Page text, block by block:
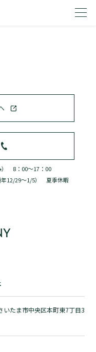
） 8：00～17：00
12/29～1/5） 夏季休暇
たま市中央区本町東7丁目3